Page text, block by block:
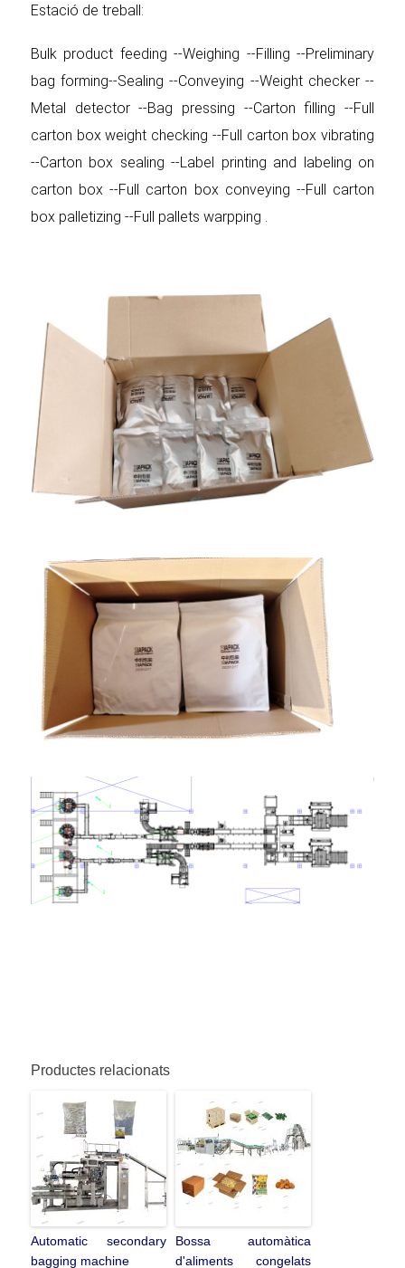
Estació de treball:
Bulk product feeding --Weighing --Filling --Preliminary
bag forming--Sealing --Conveying --Weight checker --
Metal detector --Bag pressing --Carton filling --Full
carton box weight checking --Full carton box vibrating
--Carton box sealing --Label printing and labeling on
carton box --Full carton box conveying --Full carton
box palletizing --Full pallets warpping .
Productes relacionats
Automatic secondary
bagging machine
Bossa automàtica
d'aliments congelats